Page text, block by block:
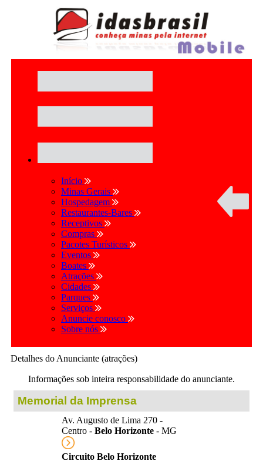
Início
Minas Gerais
Hospedagem
Restaurantes-Bares
Receptivos
Compras
Pacotes Turísticos
Eventos
Boates
Atrações
Cidades
Parques
Serviços
Anuncie conosco
Sobre nós
Detalhes do Anunciante (atrações)
Informações sob inteira responsabilidade do anunciante.
Memorial da Imprensa
Av. Augusto de Lima 270 -
Centro - Belo Horizonte - MG
Circuito Belo Horizonte